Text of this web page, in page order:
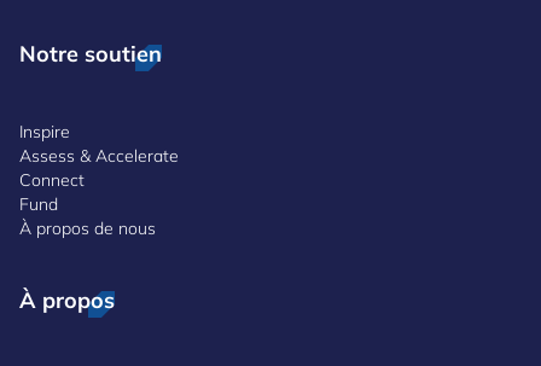
Notre soutien
Inspire
Assess & Accelerate
Connect
Fund
À propos de nous
À propos